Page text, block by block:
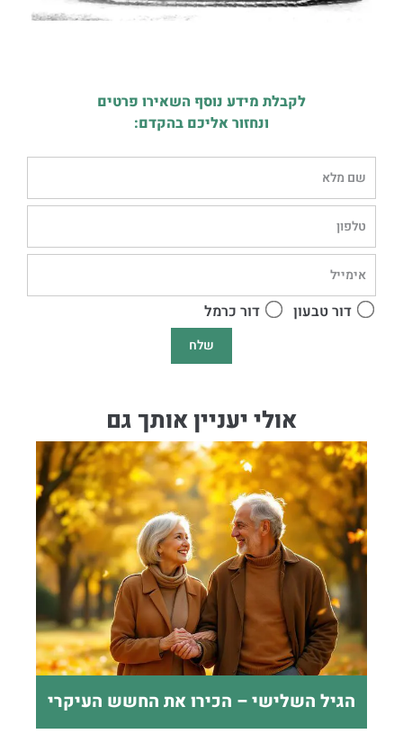
לקבלת מידע נוסף השאירו פרטים
ונחזור אליכם בהקדם:
דור טבעון דור כרמל
שלח
אולי יעניין אותך גם
הגיל השלישי – הכירו את החשש העיקרי